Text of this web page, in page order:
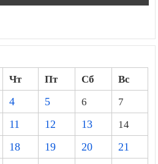
Чт Пт Сб
Вс
4 5 6
7
11 12 13
14
18 19 20
21